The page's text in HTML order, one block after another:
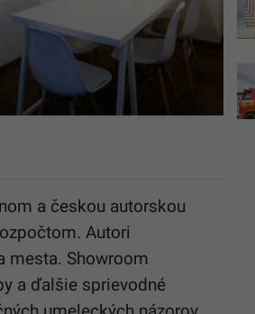
a českou autorskou
Autori
mesta. Showroom
a ďalšie sprievodné